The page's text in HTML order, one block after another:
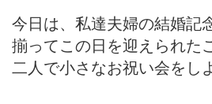
今日は、私達夫婦の結婚記
揃ってこの日を迎えられた
二人で小さなお祝い会をし